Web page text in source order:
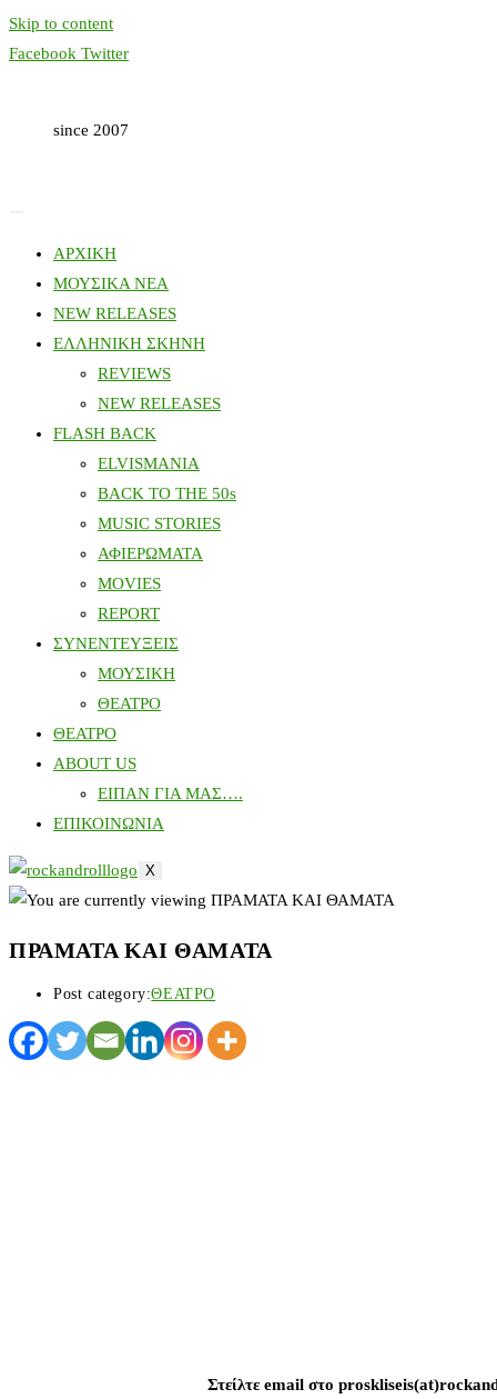
Skip to content
Facebook Twitter
since 2007
ΑΡΧΙΚΗ
ΜΟΥΣΙΚΑ ΝΕΑ
NEW RELEASES
ΕΛΛΗΝΙΚΗ ΣΚΗΝΗ
REVIEWS
NEW RELEASES
FLASH BACK
ELVISMANIA
BACK TO THE 50s
MUSIC STORIES
ΑΦΙΕΡΩΜΑΤΑ
MOVIES
REPORT
ΣΥΝΕΝΤΕΥΞΕΙΣ
ΜΟΥΣΙΚΗ
ΘΕΑΤΡΟ
ΘΕΑΤΡΟ
ABOUT US
ΕΙΠΑΝ ΓΙΑ ΜΑΣ….
ΕΠΙΚΟΙΝΩΝΙΑ
X
ΠΡΑΜΑΤΑ ΚΑΙ ΘΑΜΑΤΑ
Post category:ΘΕΑΤΡΟ
Στείλτε email στο